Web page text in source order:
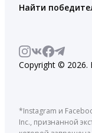
Найти
Copyright ©
*Instagram и
Inc., признанной